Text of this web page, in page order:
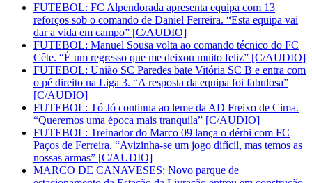
FUTEBOL: FC Alpendorada apresenta equipa com 13
reforços sob o comando de Daniel Ferreira. “Esta equipa vai
dar a vida em campo” [C/AUDIO]
FUTEBOL: Manuel Sousa volta ao comando técnico do FC
Cête. “É um regresso que me deixou muito feliz” [C/AUDIO]
FUTEBOL: União SC Paredes bate Vitória SC B e entra com
o pé direito na Liga 3. “A resposta da equipa foi fabulosa”
[C/AUDIO]
FUTEBOL: Tó Jó continua ao leme da AD Freixo de Cima.
“Queremos uma época mais tranquila” [C/AUDIO]
FUTEBOL: Treinador do Marco 09 lança o dérbi com FC
Paços de Ferreira. “Avizinha-se um jogo difícil, mas temos as
nossas armas” [C/AUDIO]
MARCO DE CANAVESES: Novo parque de